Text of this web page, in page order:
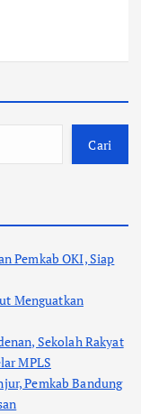
Cari
Pemkab OKI, Siap
Menguatkan
Sekolah Rakyat
MPLS
Pemkab Bandung